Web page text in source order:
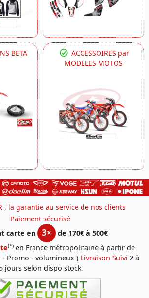
BETA
ACCESSOIRES par
MODELES MOTOS
, la garantie au service de nos clients
Paiement sécurisé
carte en
3×
de 170€ à 500€
(*) en France métropolitaine à partir de
- Promo - volumineux ) Livraison Suivi 2 à
5 jours selon dispo stock